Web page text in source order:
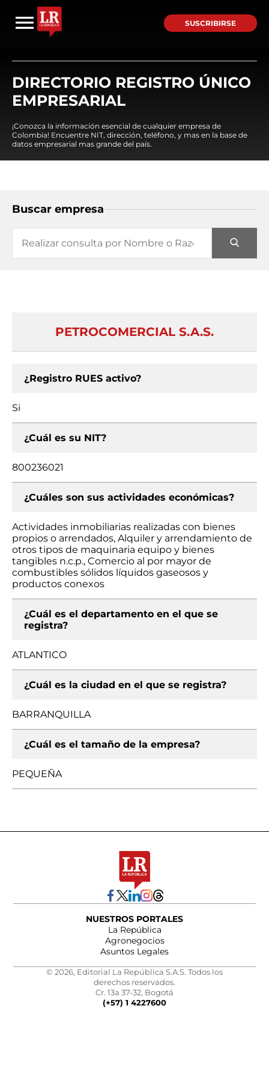
SUSCRIBIRSE
DIRECTORIO REGISTRO ÚNICO
EMPRESARIAL
¡Conozca la información esencial de cualquier empresa de
Colombia! Encuentre NIT, dirección, teléfono, y mas en la base de
datos empresarial mas grande del país.
Buscar empresa
PETROCOMERCIAL S.A.S.
¿Registro RUES activo?
Si
¿Cuál es su NIT?
800236021
¿Cuáles son sus actividades económicas?
Actividades inmobiliarias realizadas con bienes
propios o arrendados, Alquiler y arrendamiento de
otros tipos de maquinaria equipo y bienes
tangibles n.c.p., Comercio al por mayor de
combustibles sólidos líquidos gaseosos y
productos conexos
¿Cuál es el departamento en el que se
registra?
ATLANTICO
¿Cuál es la ciudad en el que se registra?
BARRANQUILLA
¿Cuál es el tamaño de la empresa?
PEQUEÑA
NUESTROS PORTALES
La República
Agronegocios
Asuntos Legales
© 2026, Editorial La República S.A.S. Todos los
derechos reservados.
Cr. 13a 37-32, Bogotá
(+57) 1 4227600